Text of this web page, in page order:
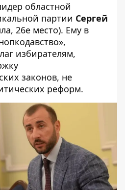
областной
партии Сергей
26е место). Ему в
избирателям,
законов, не
реформ.